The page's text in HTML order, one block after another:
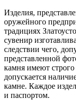
Изделия,
оружейного
традициях
сувенир
следствии чего,
представленной
камня имеют
допускается
камне. Каждое
и паспортом.